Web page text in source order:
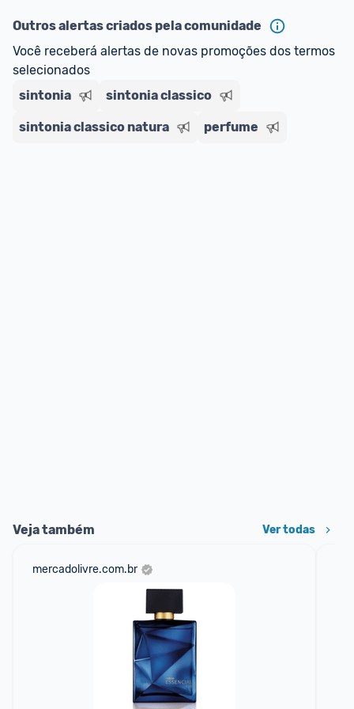
ou MercadoLíder Platinum.
E lembre-se: você sempre pode contar ajuda da
comunidade para tirar dúvidas ou acionar os
nossos Admins marcando @admin em um
Outros alertas criados pela comunidade
Você receberá alertas de novas promoções dos termos
selecionados
sintonia
sintonia classico
sintonia classico natura perfume
Veja também Ver todas
mercadolivre.com.br